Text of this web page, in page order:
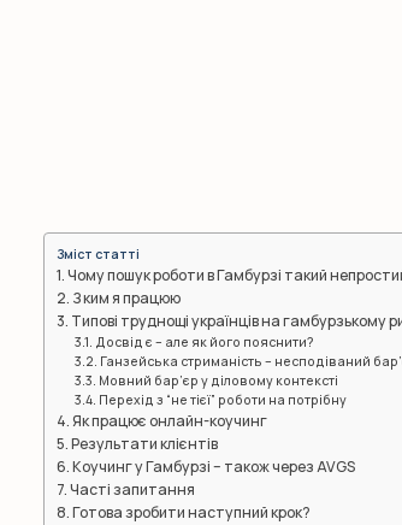
Зміст статті
Чому пошук роботи в Гамбурзі такий
З ким я працюю
Типові труднощі українців на гамбурзькому
Досвід є – але як його пояснити?
Ганзейська стриманість – несподіваний
Мовний бар’єр у діловому контексті
Перехід з “не тієї” роботи на потрібну
Як працює онлайн-коучинг
Результати клієнтів
Коучинг у Гамбурзі – також через AVGS
Часті запитання
Готова зробити наступний крок?